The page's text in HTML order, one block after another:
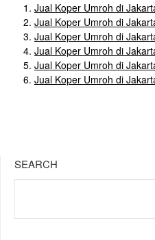
Jual Koper Umroh di
Jual Koper Umroh di
Jual Koper Umroh di
Jual Koper Umroh di
Jual Koper Umroh di
Jual Koper Umroh di
SEARCH